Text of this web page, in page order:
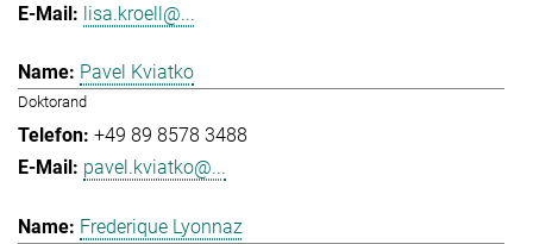
lisa.kroell@...
Pavel Kviatko
Doktorand
+49 89 8578 3488
pavel.kviatko@...
Frederique Lyonnaz